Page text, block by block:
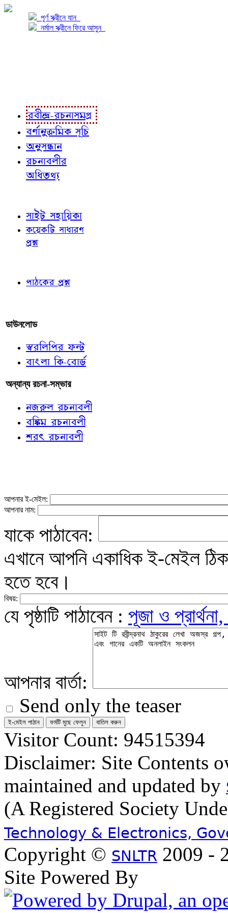
পূর্ণ স্ক্রীনে যান
নর্মাল স্ক্রীনে ফিরে আসুন
রবীন্দ্র-রচনাসমগ্র
বর্ণানুক্রমিক সূচি
অনুসন্ধান
রচনাবলীর
অধিতথ্য
সাইট সহায়িকা
কয়েকটি সাধারণ
প্রশ্ন
পাঠকের প্রশ্ন
ডাউনলোড
স্বরলিপির ফন্ট
বাংলা কি-বোর্ড
অন্যান্য রচনা-সম্ভার
নজরুল রচনাবলী
বঙ্কিম রচনাবলী
শরৎ রচনাবলী
আপনার ই-মেইল:
আপনার নাম:
যাকে পাঠাবেন:
এখানে আপনি একাধিক ই-মেইল
হতে হবে।
বিষয়:
যে পৃষ্ঠাটি পাঠাবেন : পূজা ও
আপনার বার্তা:
Send only the teaser
Visitor Count: 94515394
Disclaimer: Site Contents
maintained and updated by
(A Registered Society
Technology & Electronics,
Copyright © SNLTR 2009 -
Site Powered By